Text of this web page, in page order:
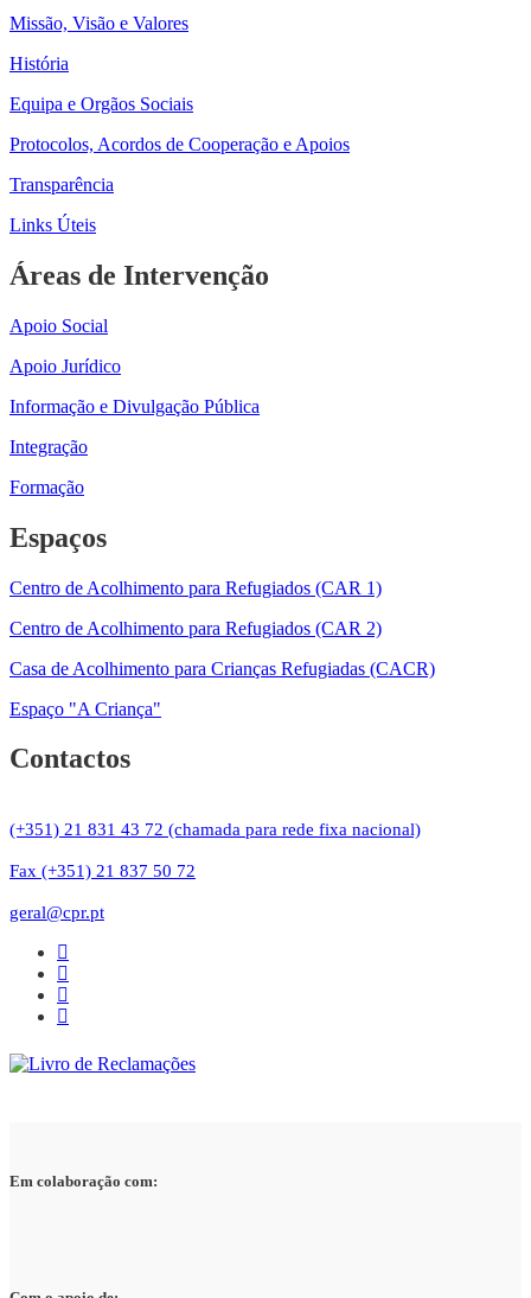
Missão, Visão e Valores
História
Equipa e Orgãos Sociais
Protocolos, Acordos de Cooperação e Apoios
Transparência
Links Úteis
Áreas de Intervenção
Apoio Social
Apoio Jurídico
Informação e Divulgação Pública
Integração
Formação
Espaços
Centro de Acolhimento para Refugiados (CAR 1)
Centro de Acolhimento para Refugiados (CAR 2)
Casa de Acolhimento para Crianças Refugiadas (CACR)
Espaço "A Criança"
Contactos
(+351) 21 831 43 72 (chamada para rede fixa nacional)
Fax (+351) 21 837 50 72
geral@cpr.pt
Em colaboração com: